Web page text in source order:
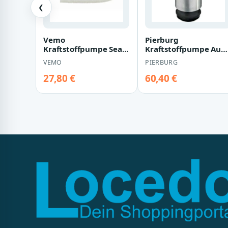
❮
Vemo
Kraftstoffpumpe Seat
Skoda VW V10-09-0807
VEMO
27,80 €
Pierburg
Kraftstoffpumpe Audi
Ford Seat Skoda VW
PIERBURG
60,40 €